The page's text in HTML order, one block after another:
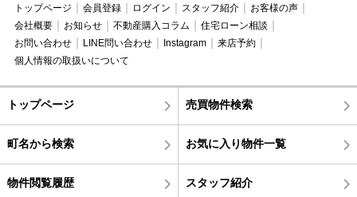
トップページ 会員登録 ログイン スタッフ紹介
お客様の声
会社概要
お知らせ 不動産購入コラム
住宅ローン相談
お問い合わせ
LINE問い合わせ Instagram
来店予約
個人情報の取扱いについて
トップページ 売買物件検索
町名から検索 お気に入り物件一覧
物件閲覧履歴 スタッフ紹介